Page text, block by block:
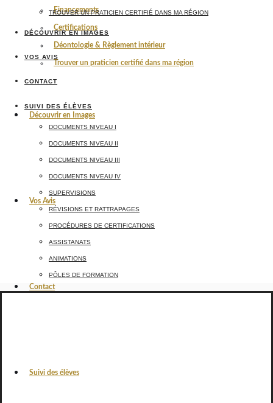
Financements
Certifications
Déontologie & Règlement intérieur
Trouver un praticien certifié dans ma région
Découvrir en Images
Vos Avis
Contact
Suivi des élèves
TROUVER UN PRATICIEN CERTIFIÉ DANS MA RÉGION
DÉCOUVRIR EN IMAGES
VOS AVIS
CONTACT
SUIVI DES ÉLÈVES
DOCUMENTS NIVEAU I
DOCUMENTS NIVEAU II
DOCUMENTS NIVEAU III
DOCUMENTS NIVEAU IV
SUPERVISIONS
RÉVISIONS ET RATTRAPAGES
PROCÉDURES DE CERTIFICATIONS
ASSISTANATS
ANIMATIONS
PÔLES DE FORMATION